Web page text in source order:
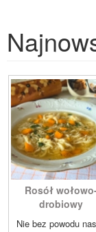
Rosół wołowo-
drobiowy
Nie bez powodu